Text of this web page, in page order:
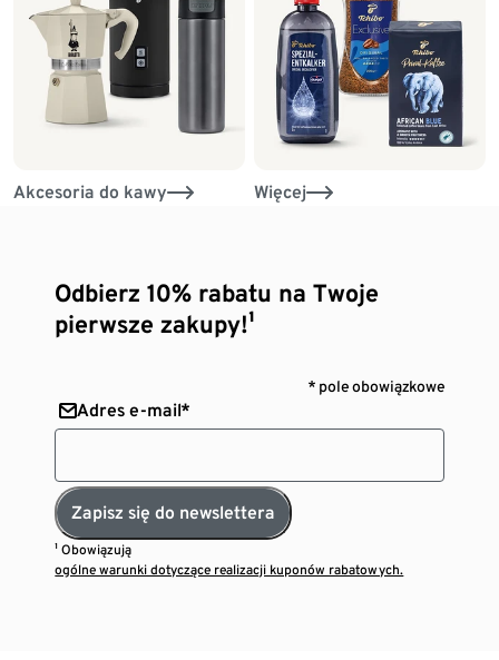
Akcesoria do kawy Więcej
Odbierz 10% rabatu na Twoje
pierwsze zakupy!¹
* pole obowiązkowe
Adres e-mail*
Zapisz się do newslettera
¹ Obowiązują
ogólne warunki dotyczące realizacji kuponów rabatowych.